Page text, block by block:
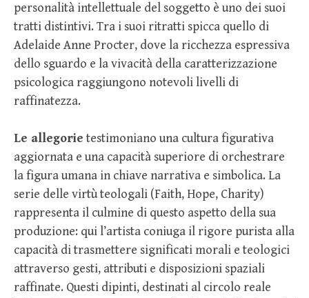
personalità intellettuale del soggetto è uno dei suoi
tratti distintivi. Tra i suoi ritratti spicca quello di
Adelaide Anne Procter, dove la ricchezza espressiva
dello sguardo e la vivacità della caratterizzazione
psicologica raggiungono notevoli livelli di
raffinatezza.
Le allegorie testimoniano una cultura figurativa
aggiornata e una capacità superiore di orchestrare
la figura umana in chiave narrativa e simbolica. La
serie delle virtù teologali (Faith, Hope, Charity)
rappresenta il culmine di questo aspetto della sua
produzione: qui l’artista coniuga il rigore purista alla
capacità di trasmettere significati morali e teologici
attraverso gesti, attributi e disposizioni spaziali
raffinate. Questi dipinti, destinati al circolo reale